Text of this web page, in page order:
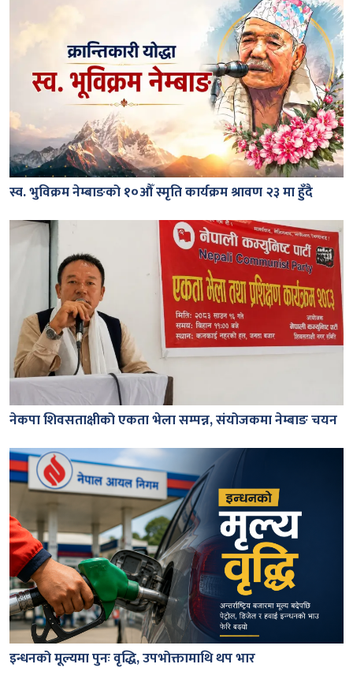
स्व. भुविक्रम नेम्बाङको १०औँ स्मृति कार्यक्रम श्रावण २३ मा हुँदै
नेकपा शिवसताक्षीको एकता भेला सम्पन्न, संयोजकमा नेम्बाङ चयन
इन्धनको मूल्यमा पुनः वृद्धि, उपभोक्तामाथि थप भार